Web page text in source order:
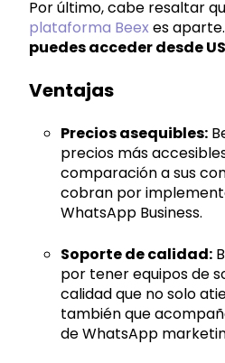
Por último, cabe resaltar
plataforma Beex es aparte.
puedes acceder desde
Ventajas
Precios asequibles:
precios más
comparación a sus
cobran por
WhatsApp Business.
Soporte de calidad:
por tener equipos de
calidad que no solo
también que
de WhatsApp